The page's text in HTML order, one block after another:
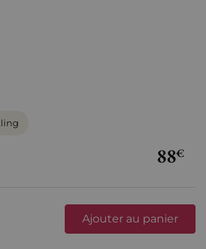
88€
Ajouter au panier